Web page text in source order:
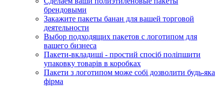
брендовыми
Закажите пакеты банан для вашей торговой
деятельности
Выбор подходящих пакетов с логотипом для
вашего бизнеса
Пакети-вкладиші - простий спосіб поліпшити
упаковку товарів в коробках
Пакети з логотипом може собі дозволити будь-яка
фірма